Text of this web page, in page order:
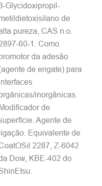
Glycidoxipropil-
de
pureza, CAS n.o.
60-1. Como
da adesão
de engate) para
inorgânicas.
de
Agente de
Equivalente de
2287, Z-6042
Dow, KBE-402 do